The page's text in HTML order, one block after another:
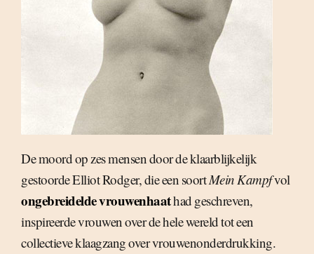
De moord op zes mensen door de klaarblijkelijk
gestoorde Elliot Rodger, die een soortMein Kampfvol
ongebreidelde vrouwenhaathad geschreven,
inspireerde vrouwen over de hele wereld tot een
collectieve klaagzang over vrouwenonderdrukking.